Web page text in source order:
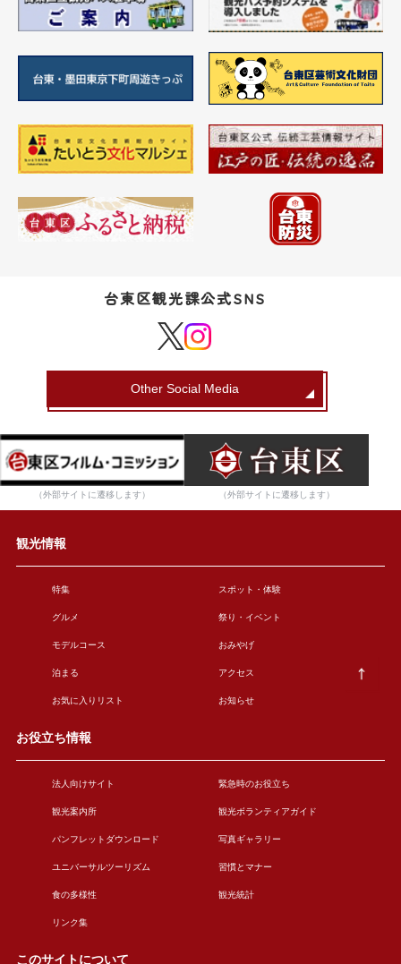
台東区観光課公式SNS
Other Social Media
（外部サイトに遷移します） （外部サイトに遷移します）
観光情報
特集 スポット・体験
グルメ 祭り・イベント
モデルコース おみやげ
泊まる アクセス
お気に入りリスト お知らせ
お役立ち情報
法人向けサイト 緊急時のお役立ち
観光案内所 観光ボランティアガイド
パンフレットダウンロード 写真ギャラリー
ユニバーサルツーリズム 習慣とマナー
食の多様性 観光統計
リンク集
このサイトについて